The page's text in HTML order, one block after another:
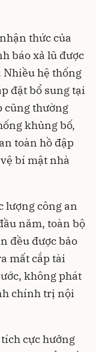
thức của
báo xả lũ được
hệ thống
đặt bổ sung tại
cũng thường
khủng bố,
toàn hồ đập
bí mật nhà
lượng công an
năm, toàn bộ
đều được bảo
mất cắp tài
không phát
chính trị nội
cực hưởng